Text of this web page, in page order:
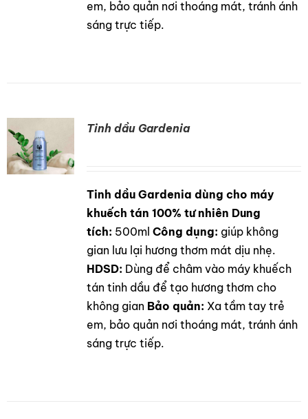
em, bảo quản nơi thoáng mát, tránh ánh
sáng trực tiếp.
Tinh dầu Gardenia
Tinh dầu Gardenia dùng cho máy
khuếch tán 100% tư nhiên Dung
tích: 500ml Công dụng: giúp không
gian lưu lại hương thơm mát dịu nhẹ.
HDSD: Dùng để châm vào máy khuếch
tán tinh dầu để tạo hương thơm cho
không gian Bảo quản: Xa tầm tay trẻ
em, bảo quản nơi thoáng mát, tránh ánh
sáng trực tiếp.